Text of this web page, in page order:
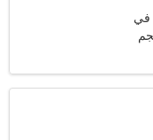
في
65 كجم